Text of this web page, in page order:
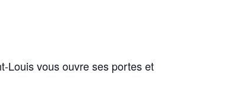
Louis vous ouvre ses portes et